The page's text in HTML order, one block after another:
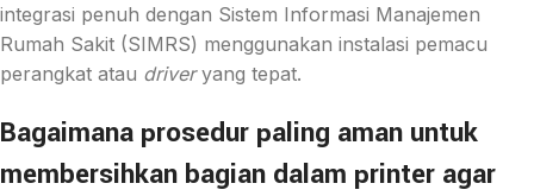
integrasi penuh dengan Sistem Informasi Manajemen
Rumah Sakit (SIMRS) menggunakan instalasi pemacu
perangkat atau driveryang tepat.
Bagaimana prosedur paling aman untuk
membersihkan bagian dalam printer agar